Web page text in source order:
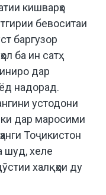
кишварҳо
бевоситаи
баргузор
ба ин сатҳ
дар
надорад.
устодони
ки дар маросими
Тоҷикистон
шуд, хеле
халқҳои ду